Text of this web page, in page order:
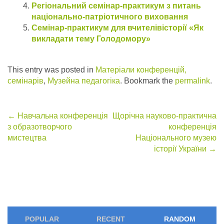
Регіональний семінар-практикум з питань
національно-патріотичного виховання
Семінар-практикум для вчителівісторії «Як
викладати тему Голодомору»
This entry was posted in Матеріали конференцій,
семінарів, Музейна педагогіка. Bookmark the permalink.
Post
navigation
← Навчальна конференція
з образотворчого
мистецтва
Щорічна науково-практична
конференція
Національного музею
історії України →
POPULAR RECENT RANDOM